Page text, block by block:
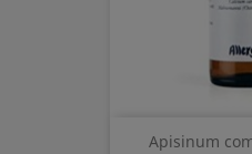
Apisinum